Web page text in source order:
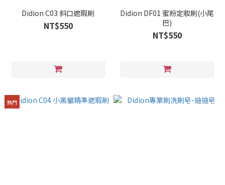
Didion C03 斜口遮瑕刷
NT$550
Didion DF01 蜜粉定妝刷(小尾
巴)
NT$550
熱門